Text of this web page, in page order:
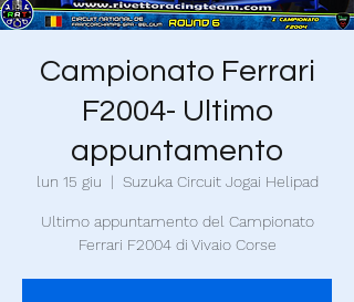
Campionato Ferrari
F2004- Ultimo
appuntamento
lun 15 giu
  |
Suzuka Circuit Jogai Helipad
Ultimo appuntamento del Campionato
Ferrari F2004 di Vivaio Corse